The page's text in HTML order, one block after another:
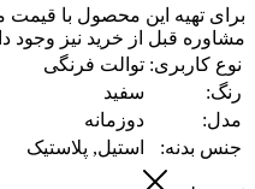
برای تهیه این محصول با قیمت
مشاوره قبل از خرید نیز وجود
نوع کاربری: توالت فرنگی
رنگ:
سفید
مدل:
دوزمانه
جنس بدنه:
استیل, پلاستیک